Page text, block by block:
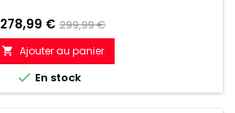
Prix
278,99 € Prix
de
référence
299,99 €
 Ajouter au panier
 En stock